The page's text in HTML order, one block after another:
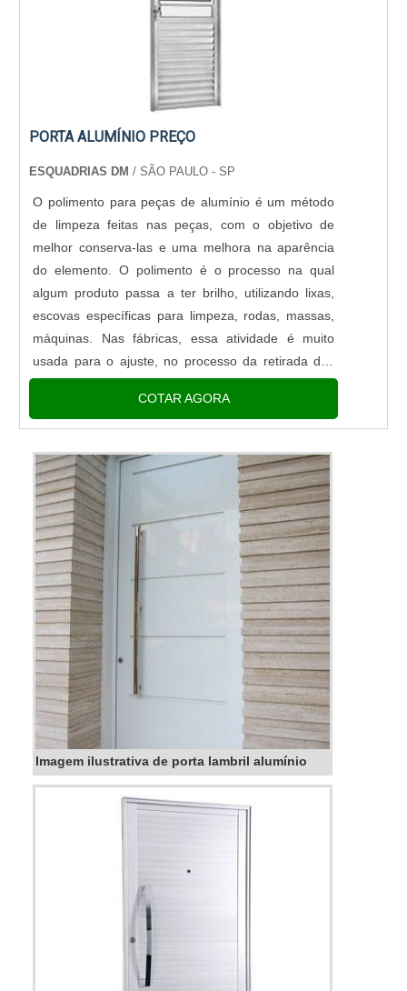
PORTA ALUMÍNIO PREÇO
ESQUADRIAS DM/ SÃO PAULO - SP
O polimento para peças de alumínio é um método
de limpeza feitas nas peças, com o objetivo de
melhor conserva-las e uma melhora na aparência
do elemento. O polimento é o processo na qual
algum produto passa a ter brilho, utilizando lixas,
escovas específicas para limpeza, rodas, massas,
máquinas. Nas fábricas, essa atividade é muito
usada para o ajuste, no processo da retirada das
rebarbas, ciscos, pequenas partículas de impurezas
COTAR AGORA
Imagem ilustrativa de porta lambril alumínio